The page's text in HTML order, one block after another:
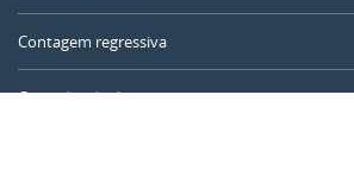
Contagem regressiva
Contador de dias